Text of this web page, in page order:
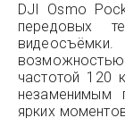
DJI Osmo
передовых
частотой 120
незаменимым
ярких